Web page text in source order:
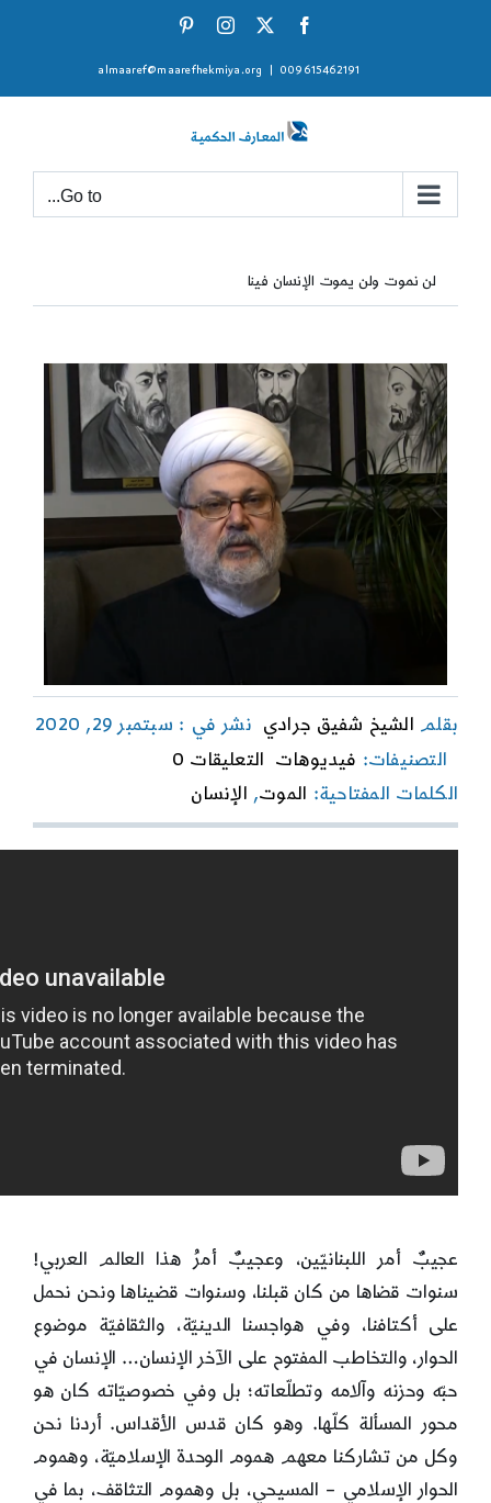
Facebook
X
Instagram
009615462191
almaaref@maarefhekmiya.org
Go to...
لن نموت ولن يموت الإنسان فينا
بقلم الشيخ شفيق جرادي نشر في : سبتمبر 29, 2020
التصنيفات: فيديوهات التعليقات 0
ولن
يموت
الكلمات المفتاحية: الموت, الإنسان
عجيبٌ أمر اللبنانيّين، وعجيبٌ أمرُ هذا العالم العربي!
سنوات قضاها من كان قبلنا، وسنوات قضيناها ونحن نحمل
على أكتافنا، وفي هواجسنا الدينيّة، والثقافيّة موضوع
الحوار، والتخاطب المفتوح على الآخر الإنسان… الإنسان في
حبّه وحزنه وآلامه وتطلّعاته؛ بل وفي خصوصيّاته كان هو
محور المسألة كلّها. وهو كان قدس الأقداس. أردنا نحن
وكل من تشاركنا معهم هموم الوحدة الإسلاميّة، وهموم
الحوار الإسلامي – المسيحي، بل وهموم التثاقف، بما في